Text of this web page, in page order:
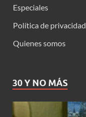
Especiales
Política de privacidad
Quienes somos
30 Y NO MÁS